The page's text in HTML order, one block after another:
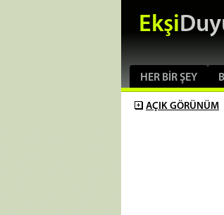
Ekşi
HER BIR ŞEY
AÇIK GÖRÜNÜM